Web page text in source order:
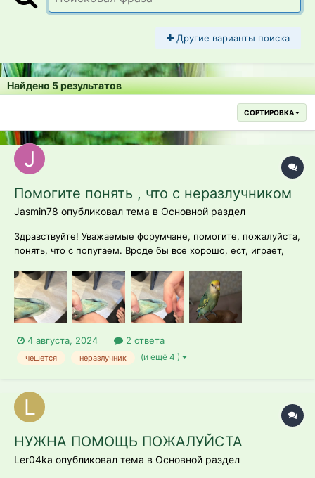
Другие варианты поиска
Найдено 5 результатов
СОРТИРОВКА
Помогите понять , что с неразлучником
Jasmin78 опубликовал тема в Основной раздел
Здравствуйте! Уважаемые форумчане, помогите, пожалуйста,
понять, что с попугаем. Вроде бы все хорошо, ест, играет,
что-то еще. Черных точек на перьях нет и на коже тоже
нет.Чешется чаще обычного. Перья переодически летят.
Чистые , черноты нет....
4 августа, 2024 2 ответа
чешется неразлучник (и ещё 4 )
НУЖНА ПОМОЩЬ ПОЖАЛУЙСТА
Ler04ka опубликовал тема в Основной раздел